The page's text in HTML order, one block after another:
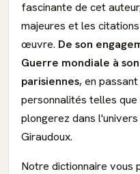
fascinante de cet
majeures et les
œuvre. De son
Guerre mondiale à
parisiennes, en
personnalités telles
plongerez dans
Giraudoux.
Notre dictionnaire vous